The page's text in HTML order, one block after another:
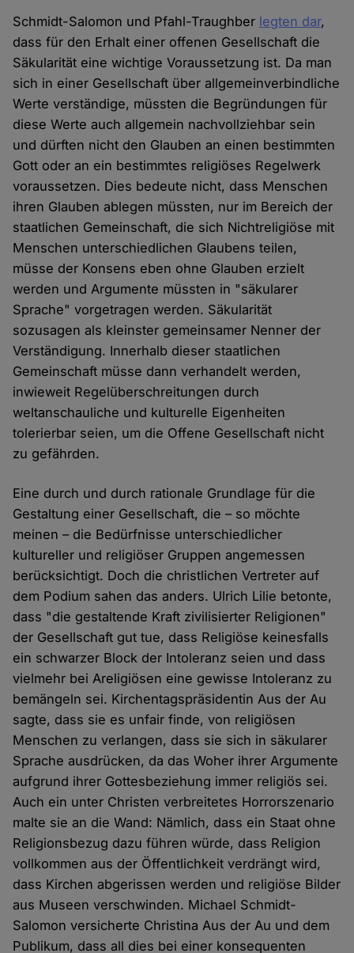
Schmidt-Salomon und Pfahl-Traughber legten dar,
dass für den Erhalt einer offenen Gesellschaft die
Säkularität eine wichtige Voraussetzung ist. Da man
sich in einer Gesellschaft über allgemeinverbindliche
Werte verständige, müssten die Begründungen für
diese Werte auch allgemein nachvollziehbar sein
und dürften nicht den Glauben an einen bestimmten
Gott oder an ein bestimmtes religiöses Regelwerk
voraussetzen. Dies bedeute nicht, dass Menschen
ihren Glauben ablegen müssten, nur im Bereich der
staatlichen Gemeinschaft, die sich Nichtreligiöse mit
Menschen unterschiedlichen Glaubens teilen,
müsse der Konsens eben ohne Glauben erzielt
werden und Argumente müssten in "säkularer
Sprache" vorgetragen werden. Säkularität
sozusagen als kleinster gemeinsamer Nenner der
Verständigung. Innerhalb dieser staatlichen
Gemeinschaft müsse dann verhandelt werden,
inwieweit Regelüberschreitungen durch
weltanschauliche und kulturelle Eigenheiten
tolerierbar seien, um die Offene Gesellschaft nicht
zu gefährden.
Eine durch und durch rationale Grundlage für die
Gestaltung einer Gesellschaft, die – so möchte
meinen – die Bedürfnisse unterschiedlicher
kultureller und religiöser Gruppen angemessen
berücksichtigt. Doch die christlichen Vertreter auf
dem Podium sahen das anders. Ulrich Lilie betonte,
dass "die gestaltende Kraft zivilisierter Religionen"
der Gesellschaft gut tue, dass Religiöse keinesfalls
ein schwarzer Block der Intoleranz seien und dass
vielmehr bei Areligiösen eine gewisse Intoleranz zu
bemängeln sei. Kirchentagspräsidentin Aus der Au
sagte, dass sie es unfair finde, von religiösen
Menschen zu verlangen, dass sie sich in säkularer
Sprache ausdrücken, da das Woher ihrer Argumente
aufgrund ihrer Gottesbeziehung immer religiös sei.
Auch ein unter Christen verbreitetes Horrorszenario
malte sie an die Wand: Nämlich, dass ein Staat ohne
Religionsbezug dazu führen würde, dass Religion
vollkommen aus der Öffentlichkeit verdrängt wird,
dass Kirchen abgerissen werden und religiöse Bilder
aus Museen verschwinden. Michael Schmidt-
Salomon versicherte Christina Aus der Au und dem
Publikum, dass all dies bei einer konsequenten